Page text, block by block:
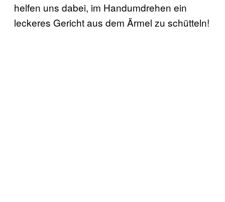
helfen uns dabei, im Handumdrehen ein
leckeres Gericht aus dem Ärmel zu schütteln!